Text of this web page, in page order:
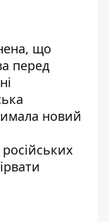
що
перед
новий